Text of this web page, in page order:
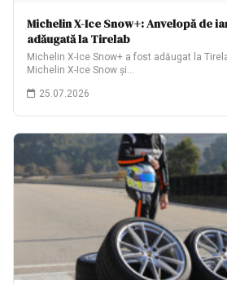
Michelin X-Ice Snow+: Anvelopă de
adăugată la Tirelab
Michelin X-Ice Snow+ a fost adăugat la
Michelin X-Ice Snow și…
25.07.2026